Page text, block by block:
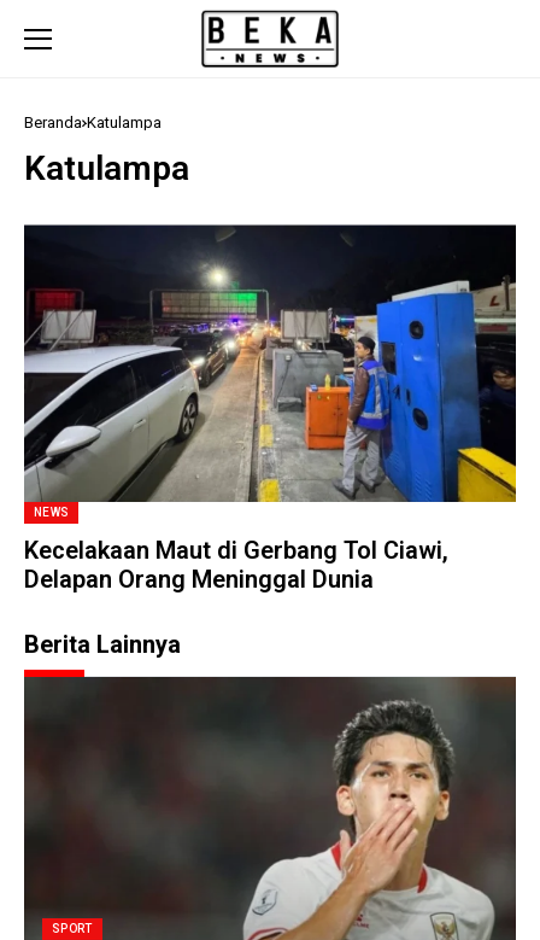
Beranda Katulampa
Katulampa
NEWS
Kecelakaan Maut di Gerbang Tol Ciawi,
Delapan Orang Meninggal Dunia
Berita Lainnya
SPORT